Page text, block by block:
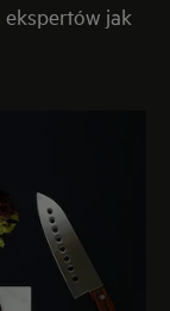
ekspertów jak